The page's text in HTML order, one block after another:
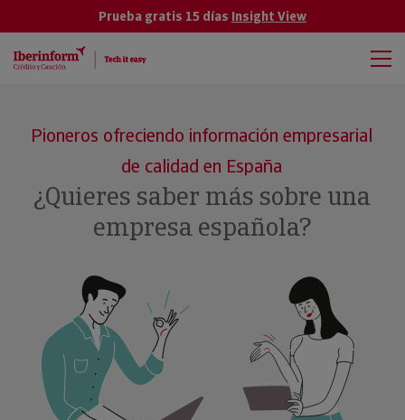
Prueba gratis 15 días Insight View
Pioneros ofreciendo información empresarial
de calidad en España
¿Quieres saber más sobre una
empresa española?